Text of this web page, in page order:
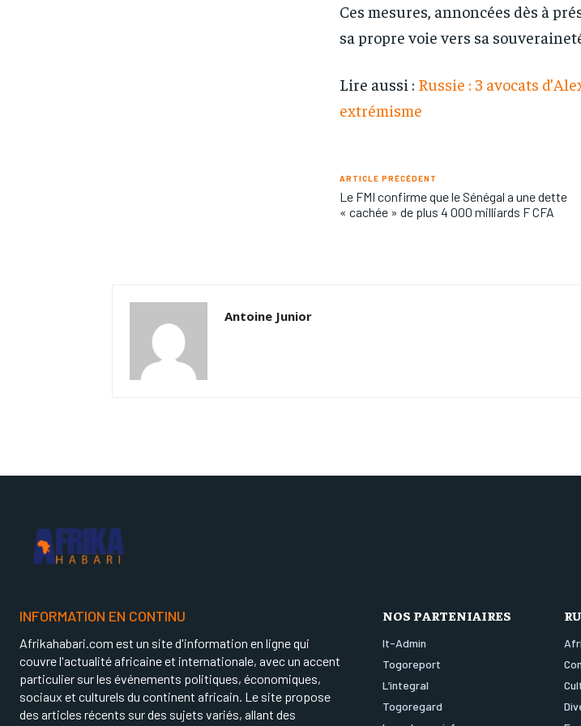
Ces mesures, annoncées dès à
sa propre voie vers sa
Lire aussi : Russie : 3 avocats
extrémisme
ARTICLE PRÉCÉDENT
Le FMI confirme que le Sénégal a une dette
« cachée » de plus 4 000 milliards F CFA
Antoine Junior
INFORMATION EN CONTINU
Afrikahabari.com est un site d'information en ligne qui
couvre l'actualité africaine et internationale, avec un accent
particulier sur les événements politiques, économiques,
sociaux et culturels du continent africain. Le site propose
des articles récents sur des sujets variés, allant des
NOS PARTENIAIRES
It-Admin
Togoreport
L’integral
Togoregard